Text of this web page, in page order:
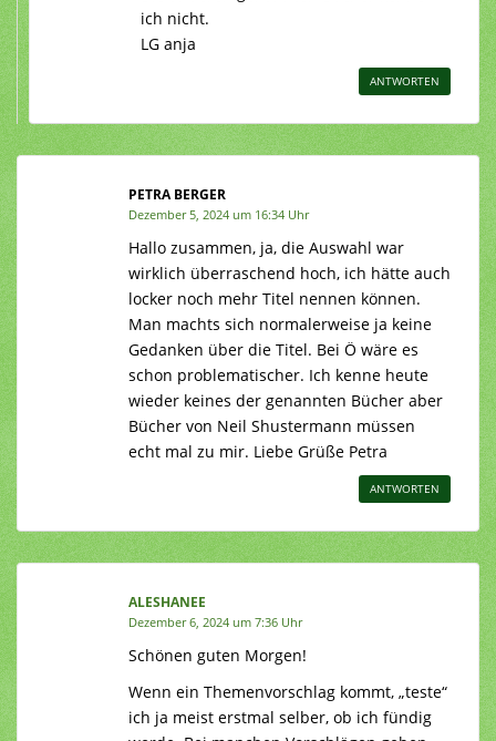
ich nicht.
LG anja
ANTWORTEN
PETRA BERGER
Dezember 5, 2024 um 16:34 Uhr
Hallo zusammen, ja, die Auswahl war
wirklich überraschend hoch, ich hätte auch
locker noch mehr Titel nennen können.
Man machts sich normalerweise ja keine
Gedanken über die Titel. Bei Ö wäre es
schon problematischer. Ich kenne heute
wieder keines der genannten Bücher aber
Bücher von Neil Shustermann müssen
echt mal zu mir. Liebe Grüße Petra
ANTWORTEN
ALESHANEE
Dezember 6, 2024 um 7:36 Uhr
Schönen guten Morgen!
Wenn ein Themenvorschlag kommt, „teste“
ich ja meist erstmal selber, ob ich fündig